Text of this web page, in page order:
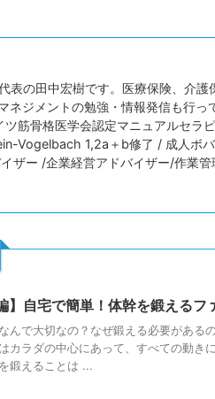
表の田中宏樹です。医療保険、介
ネジメントの勉強・情報発信も行
ツ筋骨格医学会認定マニュアルセラ
Vogelbach 1,2a＋b修了 / 成人ボ
ザー /企業経営アドバイザー/作業管
】自宅で簡単！体幹を鍛える
んで大切なの？なぜ鍛える必要がある
はカラダの中心にあって、すべての動き
鍛えることは ...